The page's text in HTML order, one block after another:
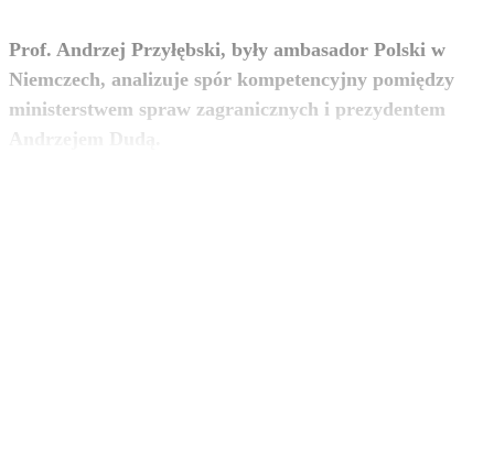
Prof. Andrzej Przyłębski, były ambasador Polski w
Niemczech, analizuje spór kompetencyjny pomiędzy
ministerstwem spraw zagranicznych i prezydentem
zobacz więcej